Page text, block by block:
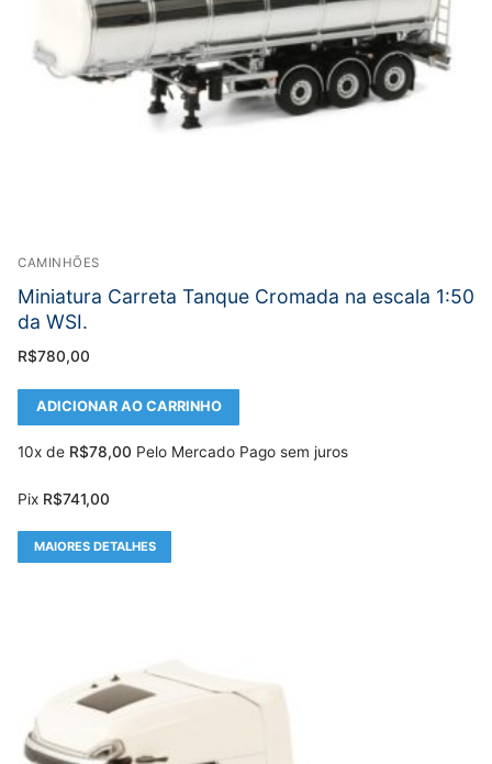
CAMINHÕES
Miniatura Carreta Tanque Cromada na escala 1:50
da WSI.
R$780,00
ADICIONAR AO CARRINHO
10x de R$78,00 Pelo Mercado Pago sem juros
Pix R$741,00
MAIORES DETALHES